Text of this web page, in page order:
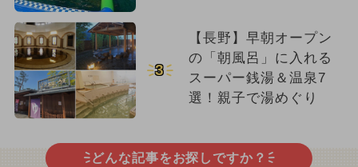
3
【長野】早朝オープン
の「朝風呂」に入れる
スーパー銭湯＆温泉7
選！親子で湯めぐり
どんな記事をお探しですか？